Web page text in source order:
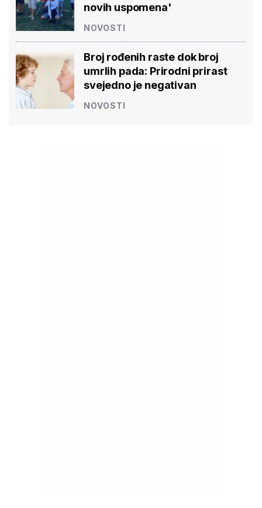
novih uspomena'
NOVOSTI
Broj rođenih raste dok broj
umrlih pada: Prirodni prirast
svejedno je negativan
NOVOSTI